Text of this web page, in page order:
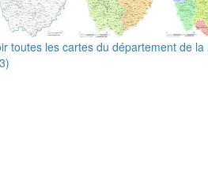
toutes les cartes du département de